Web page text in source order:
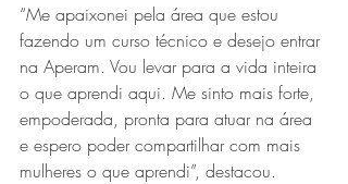
“Me apaixonei pela área que estou
fazendo um curso técnico e desejo entrar
na Aperam. Vou levar para a vida inteira
o que aprendi aqui. Me sinto mais forte,
empoderada, pronta para atuar na área
e espero poder compartilhar com mais
mulheres o que aprendi”, destacou.